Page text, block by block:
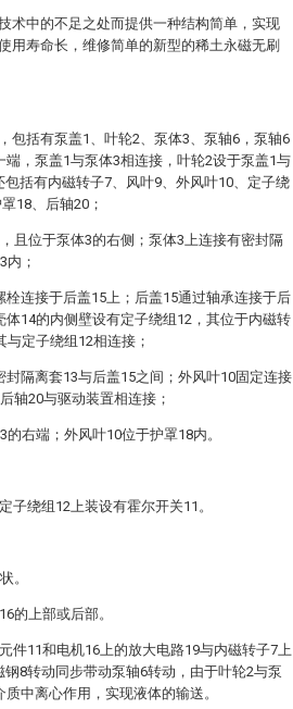
术中的不足之处而提供一种结构简单，实现
用寿命长，维修简单的新型的稀土永磁无刷
包括有泵盖1、叶轮2、泵体3、泵轴6，泵轴6
，泵盖1与泵体3相连接，叶轮2设于泵盖1与
括有内磁转子7、风叶9、外风叶10、定子绕
18、后轴20；
且位于泵体3的右侧；泵体3上连接有密封隔
内；
连接于后盖15上；后盖15通过轴承连接于后
14的内侧壁设有定子绕组12，其位于内磁转
定子绕组12相连接；
隔离套13与后盖15之间；外风叶10固定连接
轴20与驱动装置相连接；
右端；外风叶10位于护罩18内。
子绕组12上装设有霍尔开关11。
。
的上部或后部。
件11和电机16上的放大电路19与内磁转子7上
8转动同步带动泵轴6转动，由于叶轮2与泵
中离心作用，实现液体的输送。